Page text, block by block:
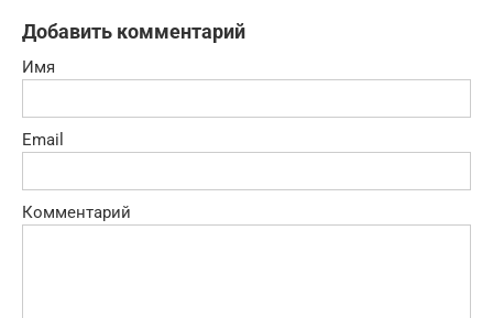
Добавить комментарий
Имя
Email
Комментарий